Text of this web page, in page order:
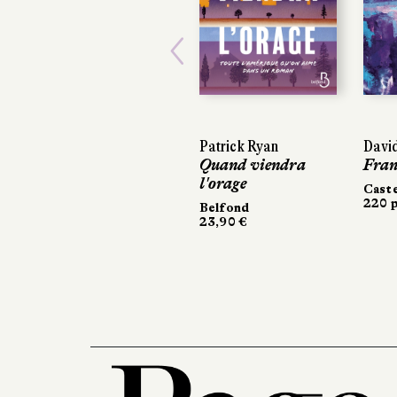
Patrick Ryan
Quand viendra
David Sala
Casterman
220 pages,
David Sala
Casterman
220 pages,
Previous